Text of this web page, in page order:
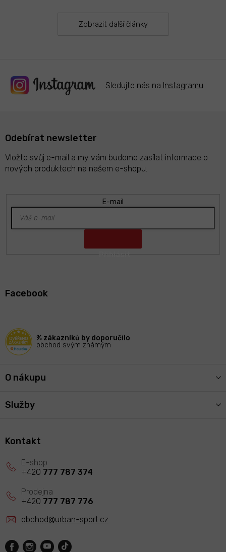
Zobrazit další články
Sledujte nás na Instagramu
Odebírat newsletter
Vložte svůj e-mail a my vám budeme zasílat informace o
nových produktech na našem e-shopu.
E-mail
Facebook
% zákazníků by doporučilo
obchod svým známým
O nákupu
Služby
Kontakt
obchod@urban-sport.cz
+420 777 787 374
+420 777 787 776